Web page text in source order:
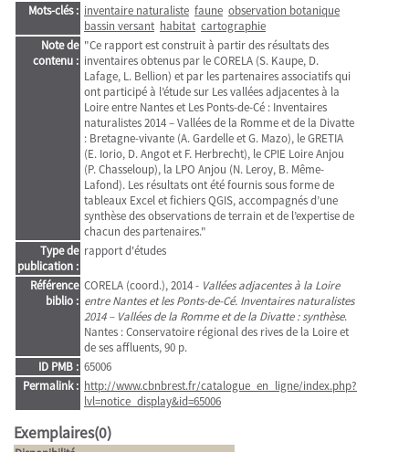
Mots-clés : inventaire naturaliste faune observation botanique
bassin versant habitat cartographie
Note de
contenu :
"Ce rapport est construit à partir des résultats des
inventaires obtenus par le CORELA (S. Kaupe, D.
Lafage, L. Bellion) et par les partenaires associatifs qui
ont participé à l’étude sur Les vallées adjacentes à la
Loire entre Nantes et Les Ponts-de-Cé : Inventaires
naturalistes 2014 – Vallées de la Romme et de la Divatte
: Bretagne-vivante (A. Gardelle et G. Mazo), le GRETIA
(E. Iorio, D. Angot et F. Herbrecht), le CPIE Loire Anjou
(P. Chasseloup), la LPO Anjou (N. Leroy, B. Même-
Lafond). Les résultats ont été fournis sous forme de
tableaux Excel et fichiers QGIS, accompagnés d’une
synthèse des observations de terrain et de l’expertise de
chacun des partenaires."
Type de
publication :
rapport d'études
Référence
biblio :
CORELA (coord.), 2014 - Vallées adjacentes à la Loire
entre Nantes et les Ponts-de-Cé. Inventaires naturalistes
2014 – Vallées de la Romme et de la Divatte : synthèse.
Nantes : Conservatoire régional des rives de la Loire et
de ses affluents, 90 p.
ID PMB : 65006
Permalink : http://www.cbnbrest.fr/catalogue_en_ligne/index.php?
lvl=notice_display&id=65006
Exemplaires(0)